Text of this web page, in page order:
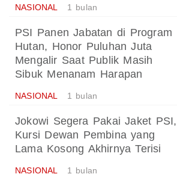
NASIONAL 1 bulan
PSI Panen Jabatan di Program
Hutan, Honor Puluhan Juta
Mengalir Saat Publik Masih
Sibuk Menanam Harapan
NASIONAL 1 bulan
Jokowi Segera Pakai Jaket PSI,
Kursi Dewan Pembina yang
Lama Kosong Akhirnya Terisi
NASIONAL 1 bulan